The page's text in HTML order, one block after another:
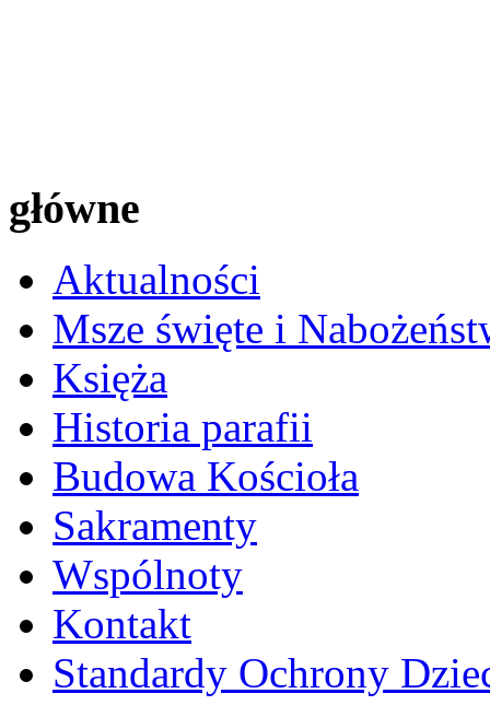
główne
Aktualności
Msze święte i
Księża
Historia parafii
Budowa Kościoła
Sakramenty
Wspólnoty
Kontakt
Standardy Ochrony